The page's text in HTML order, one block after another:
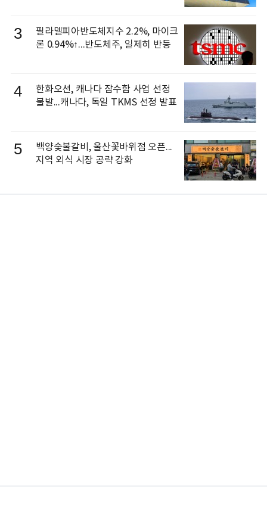
3
필라델피아반도체지수 2.2%, 마이크
론 0.94%↑...반도체주, 일제히 반등
4
한화오션, 캐나다 잠수함 사업 선정
불발...캐나다, 독일 TKMS 선정 발표
5
백양숯불갈비, 울산꽃바위점 오픈...
지역 외식 시장 공략 강화